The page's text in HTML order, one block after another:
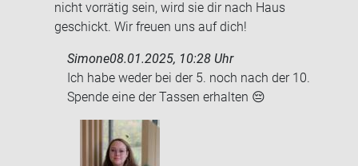
nicht vorrätig sein, wird sie dir nach Haus
geschickt. Wir freuen uns auf dich!
Simone08.01.2025, 10:28 Uhr
Ich habe weder bei der 5. noch nach der 10.
Spen­de eine der Tas­sen er­hal­ten 😔